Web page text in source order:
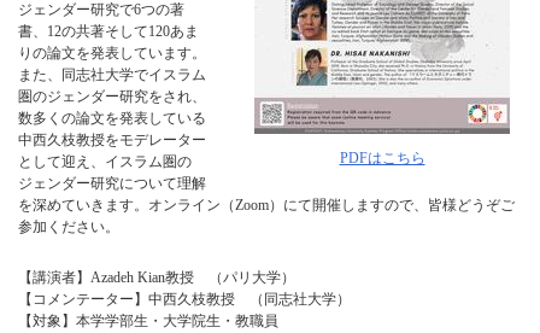
PDFはこちら
ジェンダー研究で6つの著
書、12の共著そして120あま
りの論文を発表しています。
また、同志社大学でイスラム
圏のジェンダー研究をされ、
数多くの論文を発表している
中西久枝教授をモデレーター
として迎え、イスラム圏の
ジェンダー研究について理解
を深めていきます。オンライン（Zoom）にて開催しますので、皆様どうぞご
参加ください。
【講演者】Azadeh Kian教授 （パリ大学）
【コメンテーター】中西久枝教授 （同志社大学）
【対象】本学学部生・大学院生・教職員